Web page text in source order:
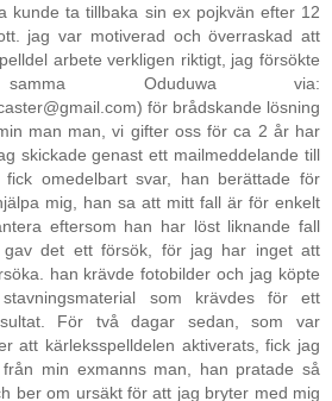
kunde ta tillbaka sin ex pojkvän efter 12
jag var motiverad och överraskad att
arbete verkligen riktigt, jag försökte
Oduduwa via:
för brådskande lösning
man man, vi gifter oss för ca 2 år har
skickade genast ett mailmeddelande till
fick omedelbart svar, han berättade för
mig, han sa att mitt fall är för enkelt
eftersom han har löst liknande fall
gav det ett försök, för jag har inget att
han krävde fotobilder och jag köpte
som krävdes för ett
För två dagar sedan, som var
att kärleksspelldelen aktiverats, fick jag
min exmanns man, han pratade så
ber om ursäkt för att jag bryter med mig